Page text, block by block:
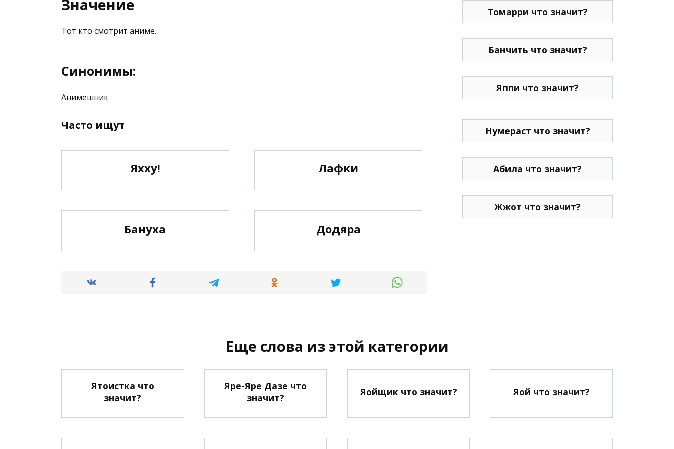
Значение
Тот кто смотрит аниме.
Синонимы:
Анимешник
Часто ищут
Яхху! Лафки
Бануха Додяра
Томарри что значит?
Банчить что значит?
Яппи что значит?
Нумераст что значит?
Абила что значит?
Жжот что значит?
Еще слова из этой категории
Ятоистка что
значит?
Яре-Яре Дазе что
значит?
Яойщик что значит? Яой что значит?